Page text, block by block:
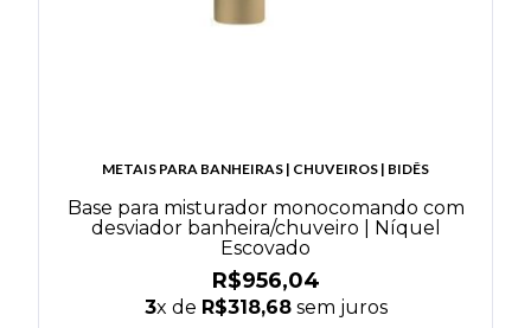
METAIS PARA BANHEIRAS | CHUVEIROS | BIDÊS
Base para misturador monocomando com
desviador banheira/chuveiro | Níquel
Escovado
R$956,04
3x de R$318,68sem juros